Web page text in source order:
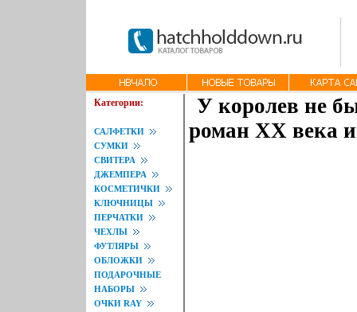
Категории:
САЛФЕТКИ
СУМКИ
СВИТЕРА
ДЖЕМПЕРА
КОСМЕТИЧКИ
КЛЮЧНИЦЫ
ПЕРЧАТКИ
ЧЕХЛЫ
ФУТЛЯРЫ
ОБЛОЖКИ
ПОДАРОЧНЫЕ
НАБОРЫ
ОЧКИ RAY
У королев не
роман XX века